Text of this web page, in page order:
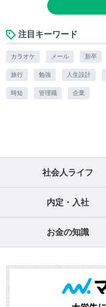
注目キーワード
カラオケ メール 新卒
旅行 勉強 人生設計
時短 管理職 企業
社会人ライフ
内定・入社
お金の知識